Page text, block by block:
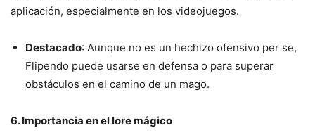
aplicación, especialmente en los videojuegos.
Destacado: Aunque no es un hechizo ofensivo per se,
Flipendo puede usarse en defensa o para superar
obstáculos en el camino de un mago.
6. Importancia en el lore mágico